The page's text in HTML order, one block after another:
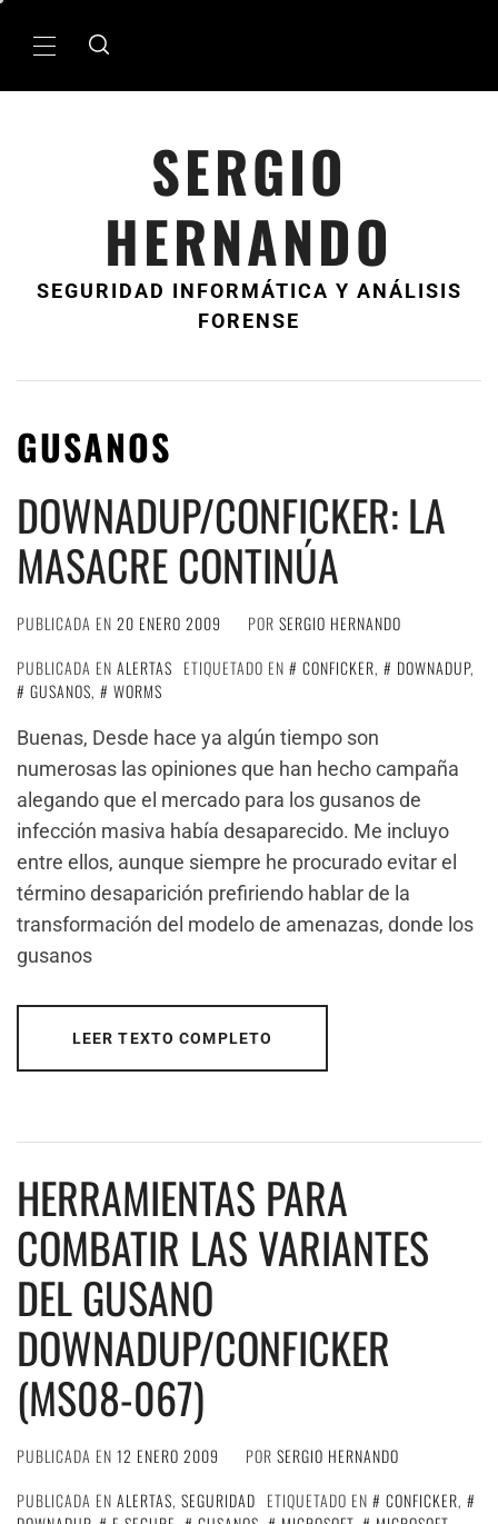
MenÃº
SERGIO
HERNANDO
SEGURIDAD INFORMÁTICA Y ANÁLISIS
FORENSE
GUSANOS
DOWNADUP/CONFICKER: LA
MASACRE CONTINÚA
PUBLICADA EN 20 ENERO 2009 POR SERGIO HERNANDO
PUBLICADA EN ALERTAS ETIQUETADO EN CONFICKER, DOWNADUP,
GUSANOS,
WORMS
Buenas, Desde hace ya algún tiempo son
numerosas las opiniones que han hecho campaña
alegando que el mercado para los gusanos de
infección masiva había desaparecido. Me incluyo
entre ellos, aunque siempre he procurado evitar el
término desaparición prefiriendo hablar de la
transformación del modelo de amenazas, donde los
gusanos
LEER TEXTO COMPLETO
HERRAMIENTAS PARA
COMBATIR LAS VARIANTES
DEL GUSANO
DOWNADUP/CONFICKER
(MS08-067)
PUBLICADA EN 12 ENERO 2009 POR SERGIO HERNANDO
PUBLICADA EN ALERTAS, SEGURIDAD ETIQUETADO EN CONFICKER,